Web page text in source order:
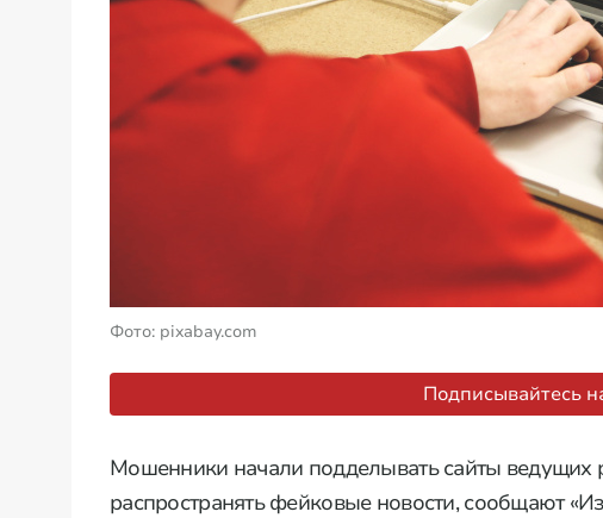
Фото: pixabay.com
Подписывайтесь
Мошенники начали подделывать сайты ведущих
распространять фейковые новости, сообщают